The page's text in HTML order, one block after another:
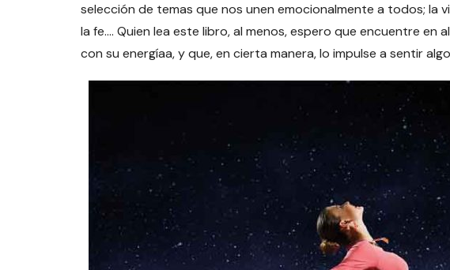
selección de temas que nos unen emocionalmente a todos; la
la fe…. Quien lea este libro, al menos, espero que encuentre en
con su energíaa, y que, en cierta manera, lo impulse a sentir